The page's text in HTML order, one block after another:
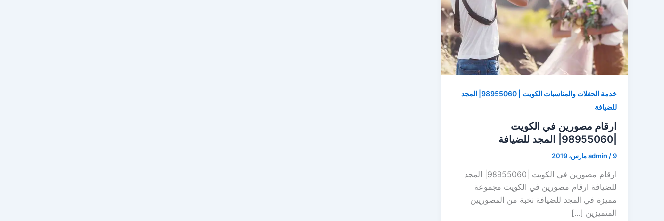
خدمة الحفلات والمناسبات الكويت | 98955060| المجد
للضيافة
ارقام مصورين في الكويت
admin /9 مارس، 2019
ارقام مصورين في الكويت |98955060| المجد
للضيافة ارقام مصورين في الكويت مجموعة
مميزة في المجد للضيافة نخبة من المصوريين
المتميزين […]